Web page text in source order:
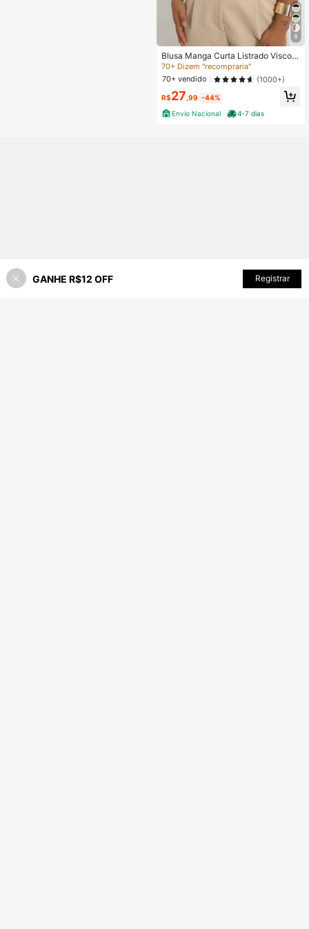
8
Blusa Manga Curta Listrado Viscoly
cra Tendênciaa natal
70+ Dizem "recompraria"
70+ vendido
(1000+)
R$27,99 -44%
Envio Nacional
4-7 dias
41% OFF! ADICIONAR AO CARRINHO
GANHE R$12 OFF Registrar